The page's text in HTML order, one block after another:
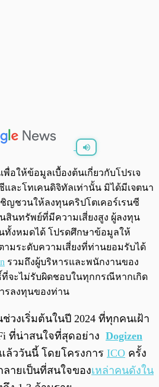
0:00/0:00
อให้ข้อมูลเบื้องต้นเกี่ยวกับโปรเจ
และโทเคนดิจิทัลเท่านั้น มิได้มีเจตนา
ญชวนให้ลงทุนคริปโตเคอร์เรนซี
สินทรัพย์ที่มีความเสี่ยงสูง ผู้ลงทุน
ทั้งหมดได้ โปรดศึกษาข้อมูลให้
มระดับความเสี่ยงที่ท่านยอมรับได้
รวมถึงผู้บริหารและพนักงานของ
จะไม่รับผิดชอบในทุกกรณีหากเกิด
รลงทุนของท่าน
วงเริ่มต้นในปี 2024 ที่ทุกคนเฝ้า
ที่น่าสนใจที่สุดอย่าง Dogizen
ล้ววันนี้ โดยโครงการ ICO ครั้ง
ลายเป็นที่สนใจของเหล่าคนดังใน